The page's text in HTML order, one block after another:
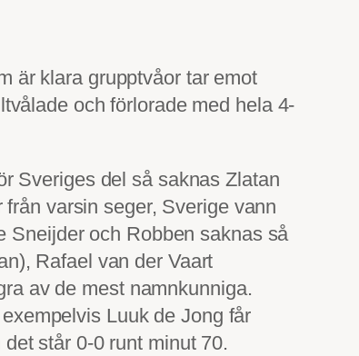
är klara grupptvåor tar emot
och förlorade med hela 4-
Sveriges del så saknas Zlatan
varsin seger, Sverige vann
Sneijder och Robben saknas så
Rafael van der Vaart
av de mest namnkunniga.
Luuk de Jong får
står 0-0 runt minut 70.